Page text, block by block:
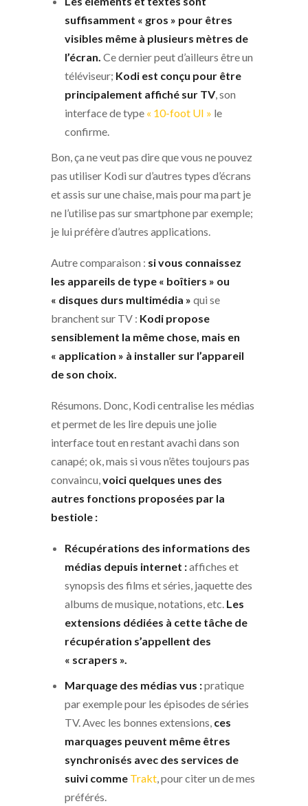
suffisamment « gros » pour êtres
visibles même à plusieurs mètres de
l’écran. Ce dernier peut d’ailleurs être un
téléviseur; Kodi est conçu pour être
principalement affiché sur TV, son
interface de type « 10-foot UI » le
confirme.
Bon, ça ne veut pas dire que vous ne pouvez
pas utiliser Kodi sur d’autres types d’écrans
et assis sur une chaise, mais pour ma part je
ne l’utilise pas sur smartphone par exemple;
je lui préfère d’autres applications.
Autre comparaison : si vous connaissez
les appareils de type « boîtiers » ou
« disques durs multimédia » qui se
branchent sur TV : Kodi propose
sensiblement la même chose, mais en
« application » à installer sur l’appareil
de son choix.
Résumons. Donc, Kodi centralise les médias
et permet de les lire depuis une jolie
interface tout en restant avachi dans son
canapé; ok, mais si vous n’êtes toujours pas
convaincu, voici quelques unes des
autres fonctions proposées par la
bestiole :
Récupérations des informations des
médias depuis internet :affiches et
synopsis des films et séries, jaquette des
albums de musique, notations, etc. Les
extensions dédiées à cette tâche de
récupération s’appellent des
« scrapers ».
Marquage des médias vus :pratique
par exemple pour les épisodes de séries
TV. Avec les bonnes extensions, ces
marquages peuvent même êtres
synchronisés avec des services de
suivi comme Trakt , pour citer un de mes
préférés.